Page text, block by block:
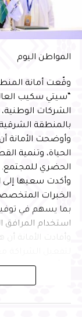
المواطن اليوم
وقّعت أمانة
الشركات الوطنية،
بالمنطقة
وأوضحت الأمانة
الحياة، وتنمية
الحضري للمجتمع.
وأكدت سعيها إلى
الخبرات
بما يسهم في توفير
استخدام المرافق
تمكّن المستثمرين